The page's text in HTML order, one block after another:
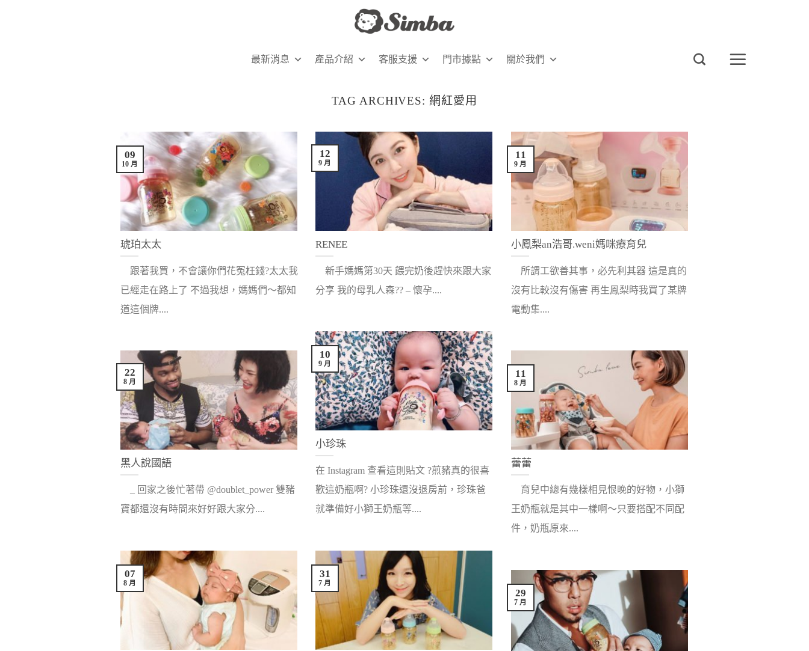
最新消息 產品介紹 客服支援 門市據點 關於我們
TAG ARCHIVES: 網紅愛用
琥珀太太
跟著我買，不會讓你們花冤枉錢?太太我
已經走在路上了 不過我想，媽媽們～都知
道這個牌....
09
10 月
RENEE
新手媽媽第30天 餵完奶後趕快來跟大家
分享 我的母乳人森?? – 懷孕....
12
9 月
小鳳梨an浩哥.weni媽咪療育兒
所謂工欲善其事，必先利其器 這是真的
沒有比較沒有傷害 再生鳳梨時我買了某牌
電動集....
11
9 月
小珍珠
在 Instagram 查看這則貼文 ?煎豬真的很喜
歡這奶瓶啊? 小珍珠還沒退房前，珍珠爸
就準備好小獅王奶瓶等....
10
9 月
黑人說國語
_ 回家之後忙著帶 @doublet_power 雙豬
寶都還沒有時間來好好跟大家分....
22
8 月
蕾蕾
育兒中總有幾樣相見恨晚的好物，小獅
王奶瓶就是其中一樣啊～只要搭配不同配
件，奶瓶原來....
11
8 月
07
8 月
31
7 月
29
7 月